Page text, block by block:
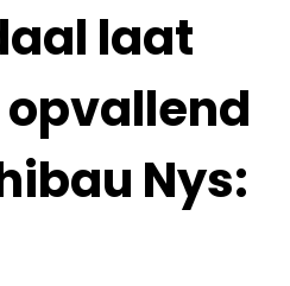
laat
Nys: